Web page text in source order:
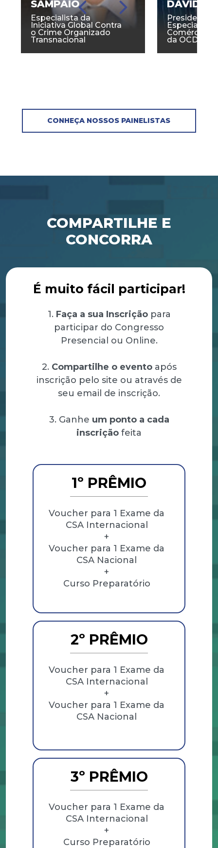
SAMPAIO
Especialista da
Iniciativa Global Contra
o Crime Organizado
Transnacional
DAVID
Presidente
Comércio
da OCDE
CONHEÇA NOSSOS PAINELISTAS
COMPARTILHE E
CONCORRA
É muito fácil participar!
1. Faça a sua Inscriçãopara
participar do Congresso
Presencial ou Online.
2. Compartilhe o eventoapós
inscrição pelo site ou através de
seu email de inscrição.
3. Ganhe um ponto a cada
inscrição feita
1º PRÊMIO
Voucher para 1 Exame da
CSA Internacional
+
Voucher para 1 Exame da
CSA Nacional
+
Curso Preparatório
2º PRÊMIO
Voucher para 1 Exame da
CSA Internacional
+
Voucher para 1 Exame da
CSA Nacional
3º PRÊMIO
Voucher para 1 Exame da
CSA Internacional
+
Curso Preparatório